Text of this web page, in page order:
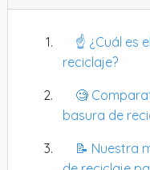
☝️ ¿Cuál es
reciclaje?
🧐
basura de
📝 Nuestra